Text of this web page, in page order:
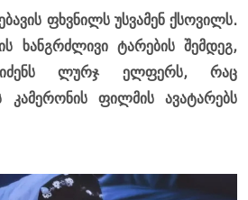
ფხვნილს უსვამენ ქსოვილს.
ხანგრძლივი ტარების შემდეგ,
იძენს ლურჯ ელფერს, რაც
კამერონის ფილმის ავატარებს